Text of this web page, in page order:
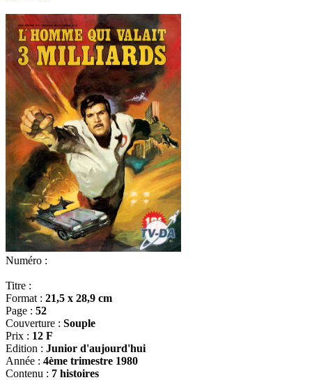
Numéro :
Titre :
Format : 21,5 x 28,9 cm
Page : 52
Couverture : Souple
Prix : 12 F
Edition : Junior d'aujourd'hui
Année : 4ème trimestre 1980
Contenu : 7 histoires